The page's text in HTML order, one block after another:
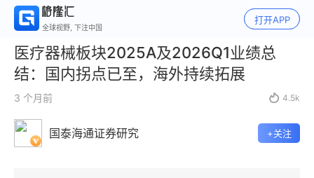
全球视野, 下注中国
打开APP
医疗器械板块2025A及2026Q1业绩总
结：国内拐点已至，海外持续拓展
3 个月前  4.5k
国泰海通证券研究 +关注